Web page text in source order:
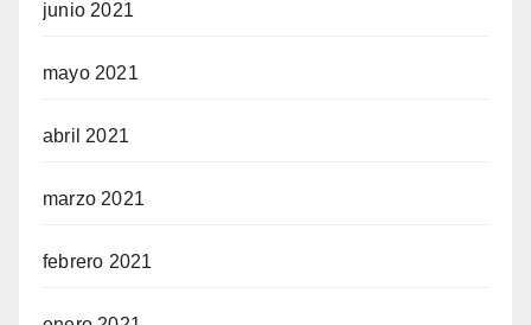
junio 2021
mayo 2021
abril 2021
marzo 2021
febrero 2021